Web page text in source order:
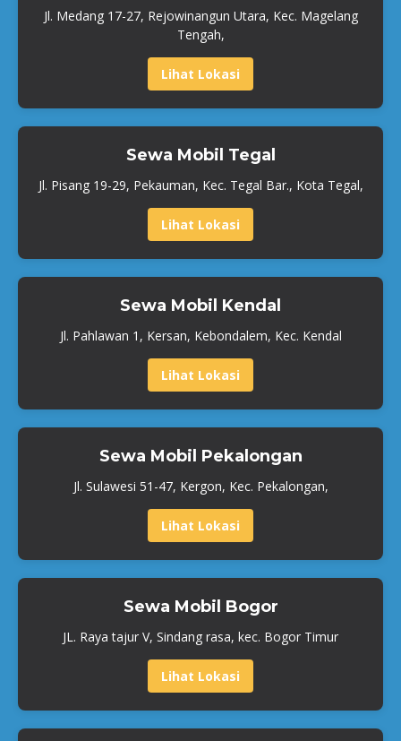
Jl. Medang 17-27, Rejowinangun Utara, Kec. Magelang
Tengah,
Lihat Lokasi
Sewa Mobil Tegal
Jl. Pisang 19-29, Pekauman, Kec. Tegal Bar., Kota Tegal,
Lihat Lokasi
Sewa Mobil Kendal
Jl. Pahlawan 1, Kersan, Kebondalem, Kec. Kendal
Lihat Lokasi
Sewa Mobil Pekalongan
Jl. Sulawesi 51-47, Kergon, Kec. Pekalongan,
Lihat Lokasi
Sewa Mobil Bogor
JL. Raya tajur V, Sindang rasa, kec. Bogor Timur
Lihat Lokasi